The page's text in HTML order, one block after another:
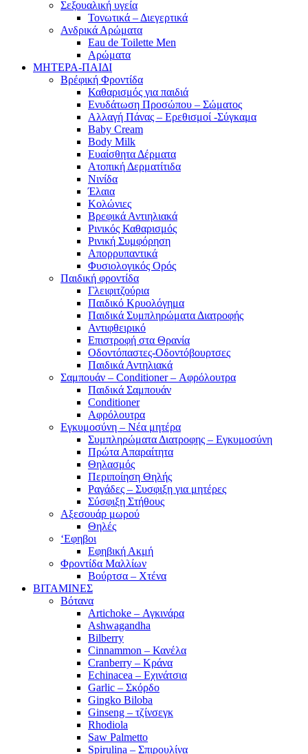
Σεξουαλική υγεία
Τονωτικά – Διεγερτικά
Ανδρικά Αρώματα
Eau de Toilette Men
Αρώματα
ΜΗΤΕΡΑ-ΠΑΙΔΙ
Βρέφική Φροντίδα
Καθαρισμός για παιδιά
Ενυδάτωση Προσώπου – Σώματος
Αλλαγή Πάνας – Ερεθισμοί -Σύγκαμα
Baby Cream
Body Milk
Ευαίσθητα Δέρματα
Ατοπική Δερματίτιδα
Νινίδα
Έλαια
Κολώνιες
Βρεφικά Αντιηλιακά
Ρινικός Καθαρισμός
Ρινική Συμφόρηση
Απορρυπαντικά
Φυσιολογικός Ορός
Παιδική φροντίδα
Γλειφιτζούρια
Παιδικό Κρυολόγημα
Παιδικά Συμπληρώματα Διατροφής
Αντιφθειρικό
Επιστροφή στα Θρανία
Οδοντόπαστες-Οδοντόβουρτσες
Παιδικά Αντηλιακά
Σαμπουάν – Conditioner – Αφρόλουτρα
Παιδικά Σαμπουάν
Conditioner
Αφρόλουτρα
Εγκυμοσύνη – Νέα μητέρα
Συμπληρώματα Διατροφης – Εγκυμοσύνη
Πρώτα Απαραίτητα
Θηλασμός
Περιποίηση Θηλής
Ραγάδες – Συσφιξη για μητέρες
Σύσφιξη Στήθους
Αξεσουάρ μωρού
Θηλές
‘Εφηβοι
Εφηβική Ακμή
Φροντίδα Μαλλίων
Βούρτσα – Χτένα
ΒΙΤΑΜΙΝΕΣ
Βότανα
Artichoke – Αγκινάρα
Ashwagandha
Bilberry
Cinnammon – Κανέλα
Cranberry – Κράνα
Echinacea – Εχινάτσια
Garlic – Σκόρδο
Gingko Biloba
Ginseng – τζίνσεγκ
Rhodiola
Saw Palmetto
Spirulina – Σπιρουλίνα